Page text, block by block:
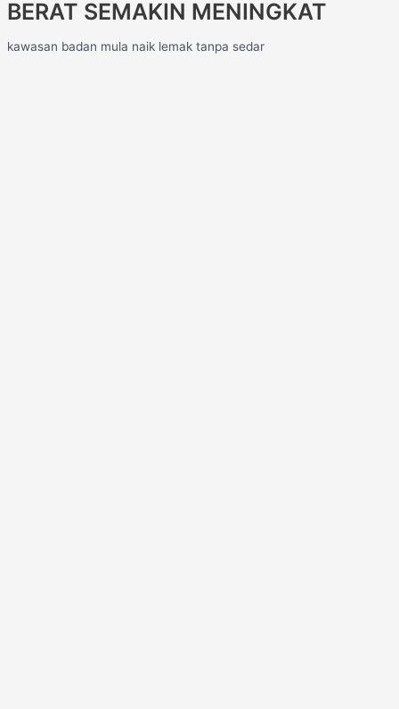
BERAT SEMAKIN MENINGKAT
kawasan badan mula naik lemak tanpa sedar